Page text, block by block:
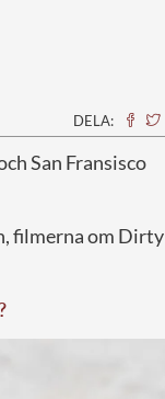
DELA:
San Fransisco
filmerna om Dirty